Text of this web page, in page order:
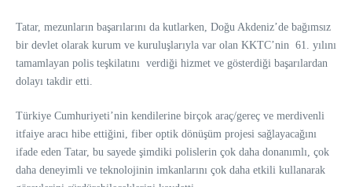
Tatar, mezunların başarılarını da kutlarken, Doğu Akdeniz’de bağımsız
bir devlet olarak kurum ve kuruluşlarıyla var olan KKTC’nin 61. yılını
tamamlayan polis teşkilatını verdiği hizmet ve gösterdiği başarılardan
dolayı takdir etti.
Türkiye Cumhuriyeti’nin kendilerine birçok araç/gereç ve merdivenli
itfaiye aracı hibe ettiğini, fiber optik dönüşüm projesi sağlayacağını
ifade eden Tatar, bu sayede şimdiki polislerin çok daha donanımlı, çok
daha deneyimli ve teknolojinin imkanlarını çok daha etkili kullanarak